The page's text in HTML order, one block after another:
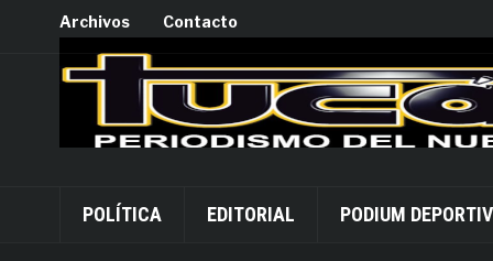
Archivos Contacto
POLÍTICA EDITORIAL PODIUM